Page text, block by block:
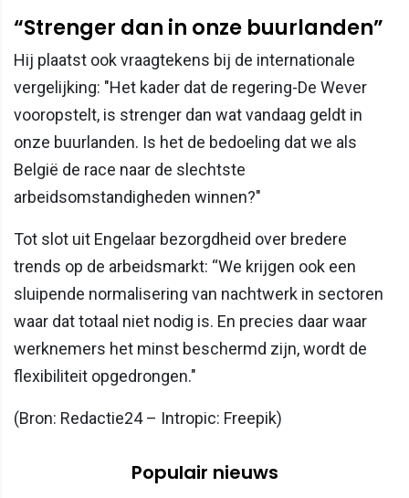
“Strenger dan in onze buurlanden”
Hij plaatst ook vraagtekens bij de internationale
vergelijking: "Het kader dat de regering-De Wever
vooropstelt, is strenger dan wat vandaag geldt in
onze buurlanden. Is het de bedoeling dat we als
België de race naar de slechtste
arbeidsomstandigheden winnen?"
Tot slot uit Engelaar bezorgdheid over bredere
trends op de arbeidsmarkt: “We krijgen ook een
sluipende normalisering van nachtwerk in sectoren
waar dat totaal niet nodig is. En precies daar waar
werknemers het minst beschermd zijn, wordt de
flexibiliteit opgedrongen."
(Bron: Redactie24 – Intropic: Freepik)
Populair nieuws